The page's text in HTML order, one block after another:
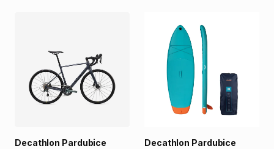
Decathlon Pardubice Decathlon Pardubice